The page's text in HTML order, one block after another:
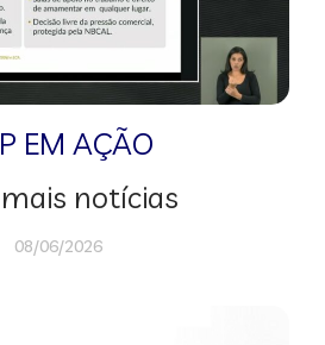
EM AÇÃO
notícias
08/06/2026